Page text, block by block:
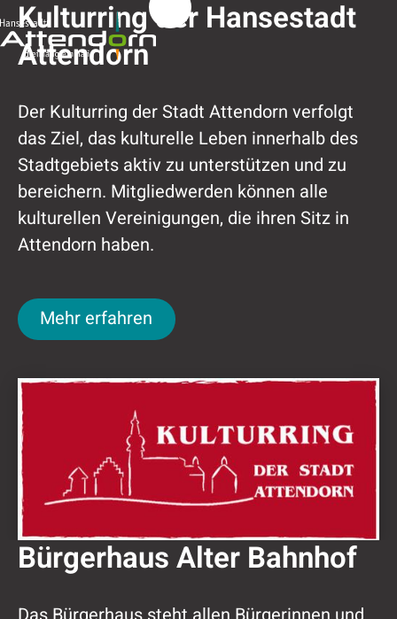
Kultur in Attendorn
Kulturring der Hansestadt
Attendorn
Der Kulturring der Stadt Attendorn verfolgt
das Ziel, das kulturelle Leben innerhalb des
Stadtgebiets aktiv zu unterstützen und zu
bereichern. Mitgliedwerden können alle
kulturellen Vereinigungen, die ihren Sitz in
Attendorn haben.
Mehr erfahren
Mehr erfahren
Bürgerhaus Alter Bahnhof